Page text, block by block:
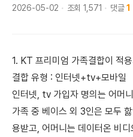
2026-05-02
조회 1,571 댓글 1
1. KT 프리미엄 가족결합이 적
결합 유형 : 인터넷+tv+모바일
인터넷, tv 가입자 명의는 어머
가족 중 베이스 외 3인은 모두
용받고, 어머니는 데이터온 비